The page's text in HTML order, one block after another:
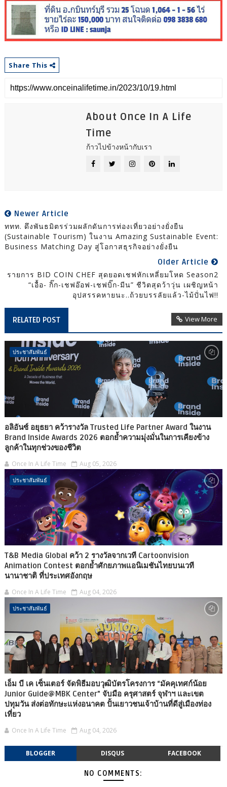
Share This
About Once In A Life
Time
ก้าวไปข้างหน้ากับเรา
Newer Article
ททท. ดึงพันธมิตรร่วมผลักดันการท่องเที่ยวอย่างยั่งยืน
(Sustainable Tourism) ในงาน Amazing Sustainable Event:
Business Matching Day สู่โอกาสธุรกิจอย่างยั่งยืน
Older Article
รายการ BID COIN CHEF สุดยอดเชฟหักเหลี่ยมโหด Season2
“เอื้อ- กิ๊ก-เชฟอ๊อฟ-เชฟบิ๊ก-มีน” ชีวิตสุดว้าวุ่น เผชิญหน้า
อุปสรรคหายนะ..ถ้วยบรรลัยแล้ว-ไม้ปั่นไฟ!!
RELATED POST View More
ประชาสัมพันธ์
อลิอันซ์ อยุธยา คว้ารางวัล Trusted Life Partner Award ในงาน
Brand Inside Awards 2026 ตอกย้ำความมุ่งมั่นในการเคียงข้าง
ลูกค้าในทุกช่วงของชีวิต
Once In A Life Time Aug 05, 2026
ประชาสัมพันธ์
T&B Media Global คว้า 2 รางวัลจากเวที Cartoonvision
Animation Contest ตอกย้ำศักยภาพแอนิเมชันไทยบนเวที
นานาชาติ ที่ประเทศอังกฤษ
Once In A Life Time Aug 04, 2026
ประชาสัมพันธ์
เอ็ม บี เค เซ็นเตอร์ จัดพิธีมอบวุฒิบัตรโครงการ “มัคคุเทศก์น้อย
Junior Guide@MBK Center” จับมือ ครุศาสตร์ จุฬาฯ และเขต
ปทุมวัน ส่งต่อทักษะแห่งอนาคต ปั้นเยาวชนเจ้าบ้านที่ดีสู่เมืองท่อง
เที่ยว
Once In A Life Time Aug 04, 2026
BLOGGER DISQUS FACEBOOK
NO COMMENTS: